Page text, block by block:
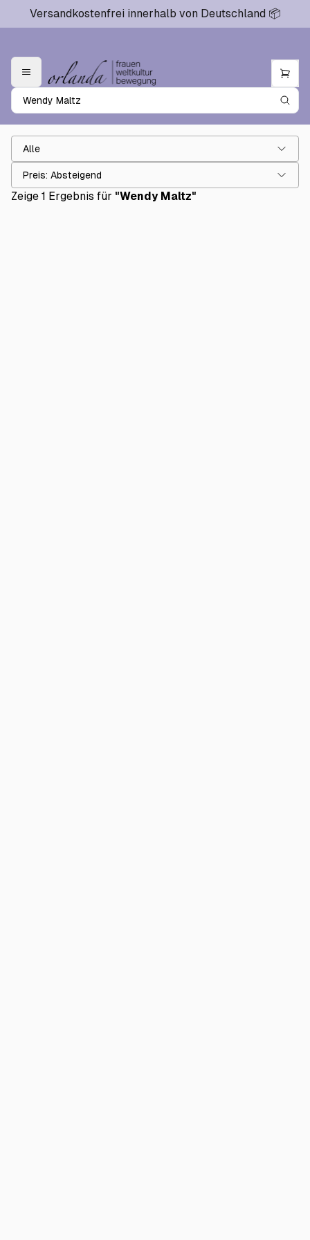
Versandkostenfrei innerhalb von Deutschland 📦
Alle
Zeige 1 Ergebnis für "Wendy Maltz"
Preis: Absteigend